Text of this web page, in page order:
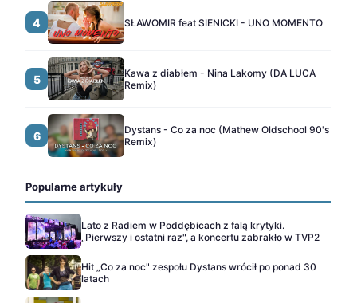
4 SŁAWOMIR feat SIENICKI - UNO MOMENTO
5
Kawa z diabłem - Nina Lakomy (DA LUCA
Remix)
6
Dystans - Co za noc (Mathew Oldschool 90's
Remix)
Popularne artykuły
Lato z Radiem w Poddębicach z falą krytyki.
„Pierwszy i ostatni raz", a koncertu zabrakło w TVP2
Hit „Co za noc" zespołu Dystans wrócił po ponad 30
latach